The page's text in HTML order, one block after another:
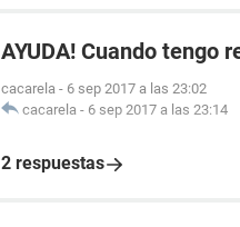
AYUDA! Cuando tengo
cacarela - 6 sep 2017 a las 23:02
cacarela - 6 sep 2017 a las 23:14
2 respuestas